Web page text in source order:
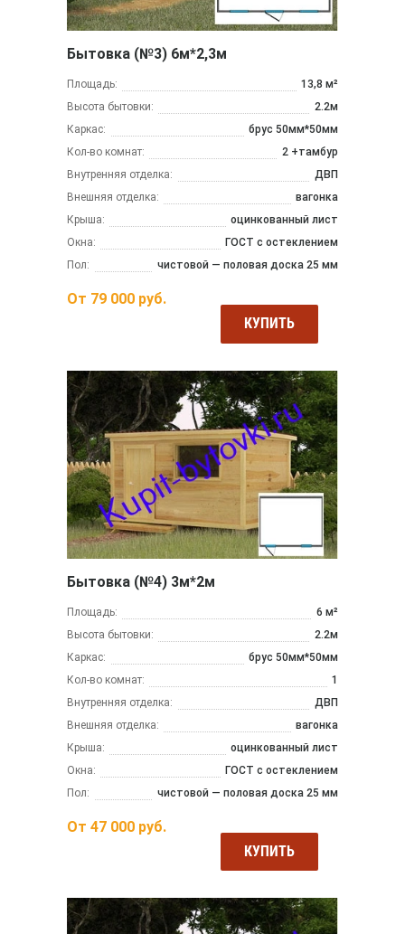
Бытовка (№3) 6м*2,3м
Площадь:
13,8 м²
Высота бытовки:
2.2м
Каркас:
брус 50мм*50мм
Кол-во комнат:
2 +тамбур
Внутренняя отделка:
ДВП
Внешняя отделка:
вагонка
Крыша:
оцинкованный лист
Окна:
ГОСТ с остеклением
Пол:
чистовой — половая доска 25 мм
От 79 000 руб.
КУПИТЬ
Бытовка (№4) 3м*2м
Площадь:
6 м²
Высота бытовки:
2.2м
Каркас:
брус 50мм*50мм
Кол-во комнат:
1
Внутренняя отделка:
ДВП
Внешняя отделка:
вагонка
Крыша:
оцинкованный лист
Окна:
ГОСТ с остеклением
Пол:
чистовой — половая доска 25 мм
От 47 000 руб.
КУПИТЬ